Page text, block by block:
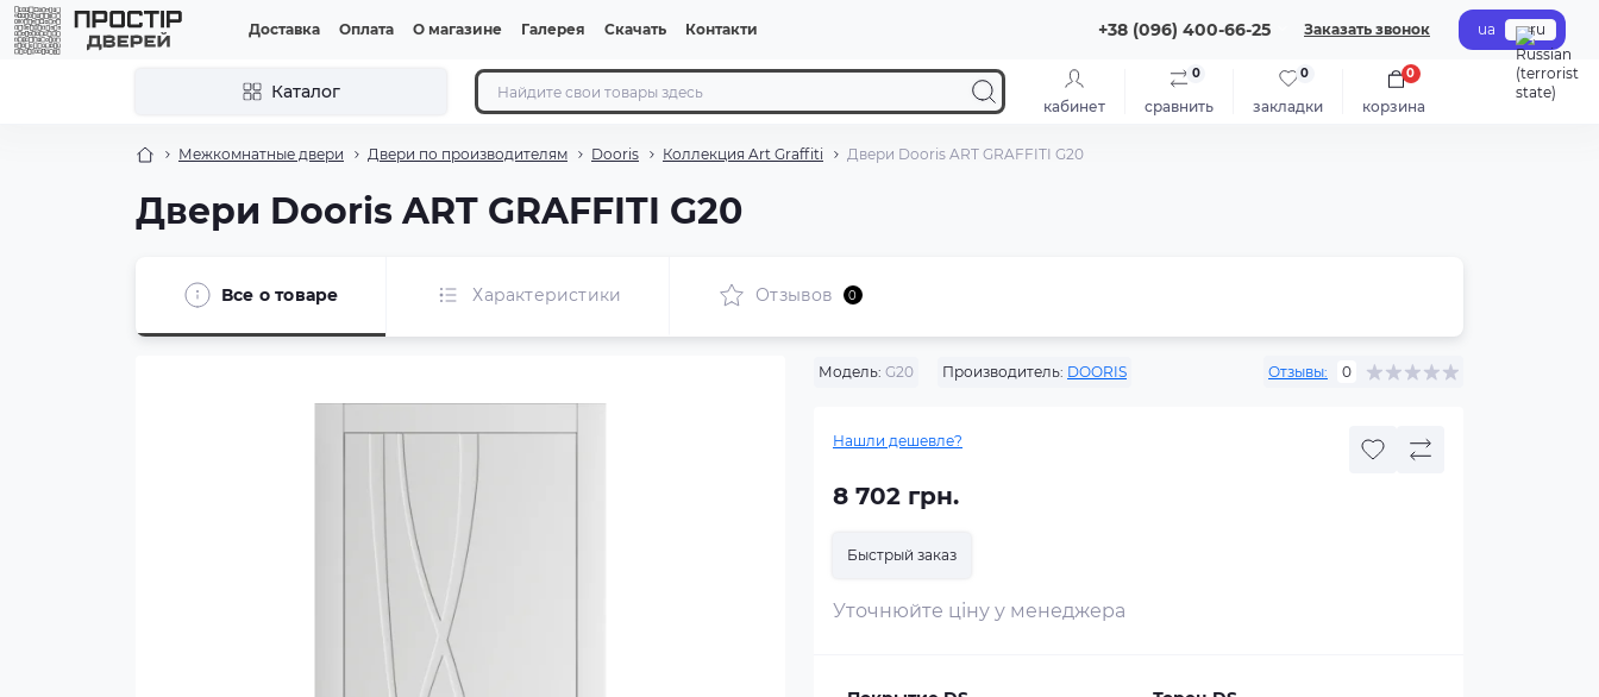
Доставка Оплата О магазине Галерея Скачать Контакти +38 (096) 400-66-25 Заказать звонок ua ru
Каталог
кабинет сравнить
0
закладки
0
корзина
0
Межкомнатные двери Двери по производителям Dooris Коллекция Art Graffiti Двери Dooris ART GRAFFITI G20
Двери Dooris ART GRAFFITI G20
Все о товаре Характеристики Отзывов 0
Модель: G20 Производитель: DOORIS Отзывы: 0
Нашли дешевле?
8 702 грн.
Быстрый заказ
Уточнюйте ціну у менеджера